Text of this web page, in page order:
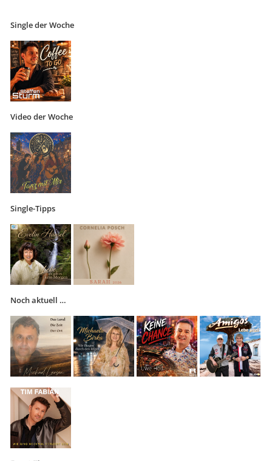
Single der Woche
Video der Woche
Single-Tipps
Noch aktuell …